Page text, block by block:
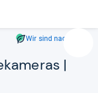
Geben
Wir sind nachhaltig
|